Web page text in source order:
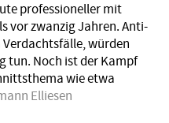
professioneller mit
vor zwanzig Jahren. Anti-
würden
tun. Noch ist der Kampf
wie etwa
Elliesen